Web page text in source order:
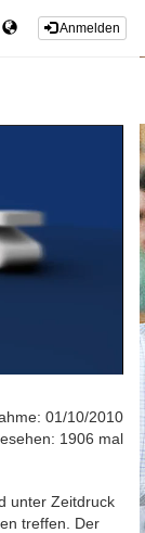
Anmelden
01/10/2010
1906 mal
unter Zeitdruck
treffen. Der